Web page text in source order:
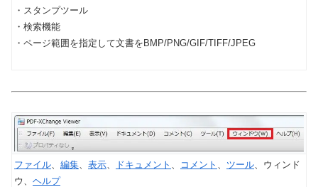
・スタンプツール
・検索機能
・ページ範囲を指定して文書をBMP/PNG/GIF/TIFF/JPEG
ファイル、 編集、 表示、 ドキュメント 、 コメント 、 ツール、ウィンド
ウ、 ヘルプ